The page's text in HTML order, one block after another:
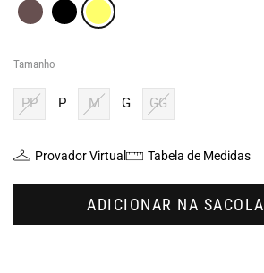
Tamanho
PP P M G GG
Provador Virtual Tabela de Medidas
ADICIONAR NA SACOLA